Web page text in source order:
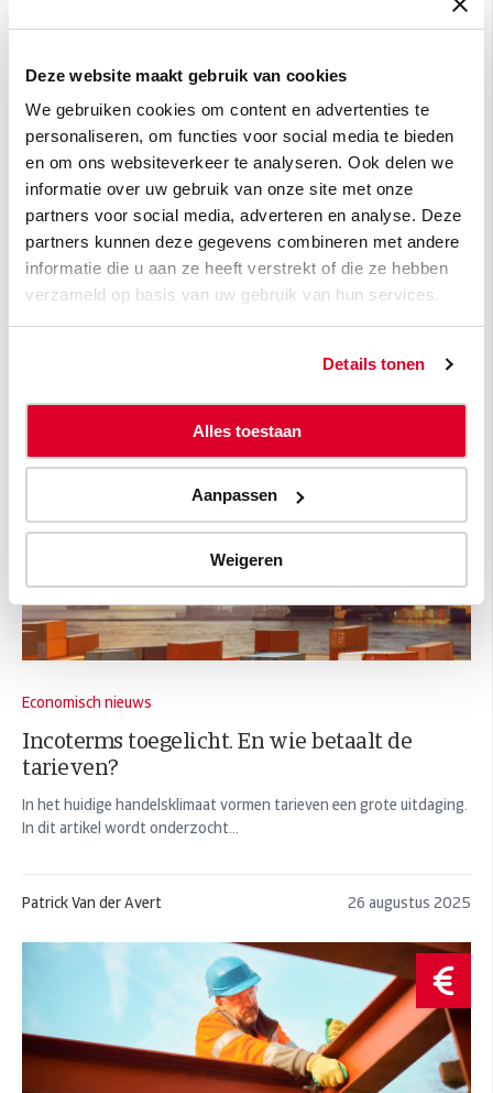
Deze website maakt gebruik van cookies
We gebruiken cookies om content en advertenties te
personaliseren, om functies voor social media te bieden
en om ons websiteverkeer te analyseren. Ook delen we
informatie over uw gebruik van onze site met onze
partners voor social media, adverteren en analyse. Deze
partners kunnen deze gegevens combineren met andere
informatie die u aan ze heeft verstrekt of die ze hebben
verzameld op basis van uw gebruik van hun services.
Details tonen
Alles toestaan
Aanpassen
Weigeren
Ja, ik wil graag de nieuwsbrief Atradius
Flash ontvangen.
Atradius doet er alles aan om jouw privacy te beschermen.
Door hieronder op verzenden te klikken geef je
toestemming aan Atradius om je e-mailadres op te slaan en
Economisch nieuws
Incoterms toegelicht. En wie betaalt de
tarieven?
In het huidige handelsklimaat vormen tarieven een grote uitdaging.
In dit artikel wordt onderzocht...
Patrick Van der Avert 26 augustus 2025